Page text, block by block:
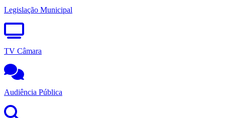
Legislação Municipal
TV Câmara
Audiência Pública